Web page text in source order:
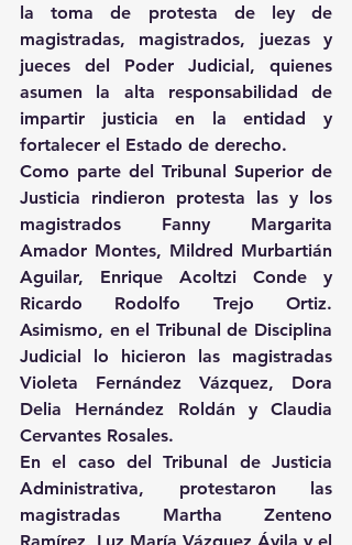
la toma de protesta de ley de
magistradas, magistrados, juezas y
jueces del Poder Judicial, quienes
asumen la alta responsabilidad de
impartir justicia en la entidad y
fortalecer el Estado de derecho.
Como parte del Tribunal Superior de
Justicia rindieron protesta las y los
magistrados Fanny Margarita
Amador Montes, Mildred Murbartián
Aguilar, Enrique Acoltzi Conde y
Ricardo Rodolfo Trejo Ortiz.
Asimismo, en el Tribunal de Disciplina
Judicial lo hicieron las magistradas
Violeta Fernández Vázquez, Dora
Delia Hernández Roldán y Claudia
Cervantes Rosales.
En el caso del Tribunal de Justicia
Administrativa, protestaron las
magistradas Martha Zenteno